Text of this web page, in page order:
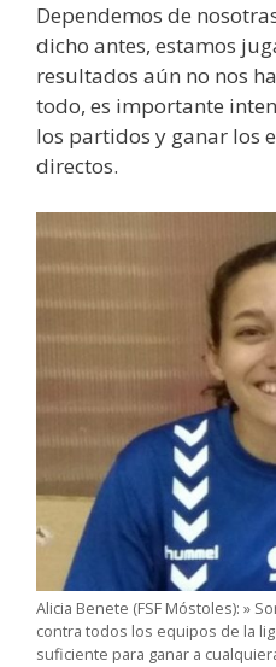
Dependemos de
dicho antes, estamos
resultados aún no nos
todo, es importante
los partidos y ganar los
directos.
Alicia Benete (FSF Móstoles): »
contra todos los equipos de la
suficiente para ganar a